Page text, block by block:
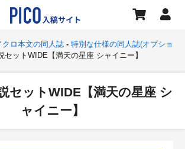
クロ本文の同人誌
特別な仕様の同人誌(オプショ
セットWIDE【満天の星座 シャイニー】
セットWIDE【満天の星座 シ
ャイニー】